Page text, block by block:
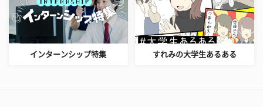
インターンシップ特集 すれみの大学生あるある